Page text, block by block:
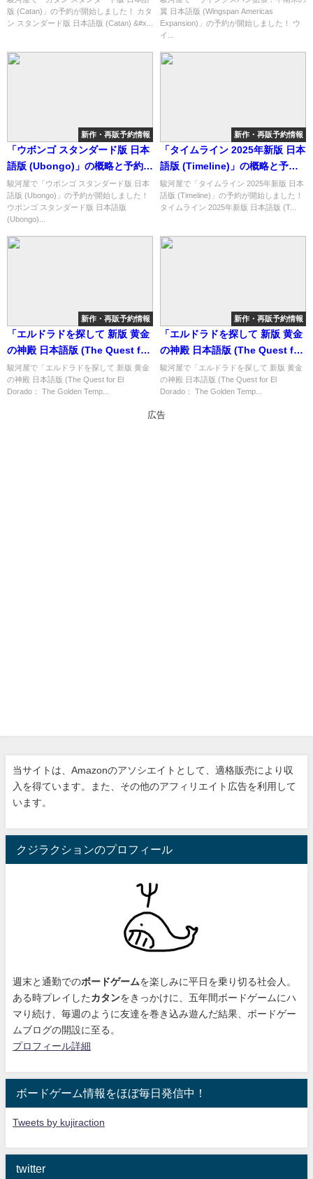
版 (Catan)」の予約が開始しました！ カタ
ン スタンダード版 日本語版 (Catan) &#x...
と予約購入可能なショップ紹
介！
翼 日本語版 (Wingspan Americas
Expansion)」の予約が開始しました！ ウ
イ...
新作・再販予約情報
「ウボンゴ スタンダード版 日本
語版 (Ubongo)」の概略と予約購
入可能なショップ紹介！
駿河屋で「ウボンゴ スタンダード版 日本
語版 (Ubongo)」の予約が開始しました！
ウボンゴ スタンダード版 日本語版
(Ubongo)...
新作・再販予約情報
「タイムライン 2025年新版 日本
語版 (Timeline)」の概略と予約
購入可能なショップ紹介！
駿河屋で「タイムライン 2025年新版 日本
語版 (Timeline)」の予約が開始しました！
タイムライン 2025年新版 日本語版 (T...
新作・再販予約情報
「エルドラドを探して 新版 黄金
の神殿 日本語版 (The Quest for
El Dorado： The Golden
Temples)」の概略と予約購入可
駿河屋で「エルドラドを探して 新版 黄金
の神殿 日本語版 (The Quest for El
Dorado： The Golden Temp...
新作・再販予約情報
「エルドラドを探して 新版 黄金
の神殿 日本語版 (The Quest for
El Dorado： The Golden
Temples)」の概略と予約購入可
駿河屋で「エルドラドを探して 新版 黄金
の神殿 日本語版 (The Quest for El
Dorado： The Golden Temp...
広告
当サイトは、Amazonのアソシエイトとして、適格販売により収
入を得ています。また、その他のアフィリエイト広告を利用して
います。
クジラクションのプロフィール
週末と通勤でのボードゲームを楽しみに平日を乗り切る社会人。
ある時プレイした カタンをきっかけに、 五年間ボードゲームにハ
マり続け 、毎週のように友達を巻き込み遊んだ結果、ボードゲー
ムブログの開設に至る。
プロフィール詳細
ボードゲーム情報をほぼ毎日発信中！
Tweets by kujiraction
twitter